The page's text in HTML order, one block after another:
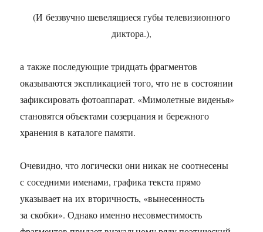
(И беззвучно шевелящиеся губы телевизионного
диктора.),
а также последующие тридцать фрагментов
оказываются экспликацией того, что не в состоянии
зафиксировать фотоаппарат. «Мимолетные виденья»
становятся объектами созерцания и бережного
хранения в каталоге памяти.
Очевидно, что логически они никак не соотнесены
с соседними именами, графика текста прямо
указывает на их вторичность, «вынесенность
за скобки». Однако именно несовместимость